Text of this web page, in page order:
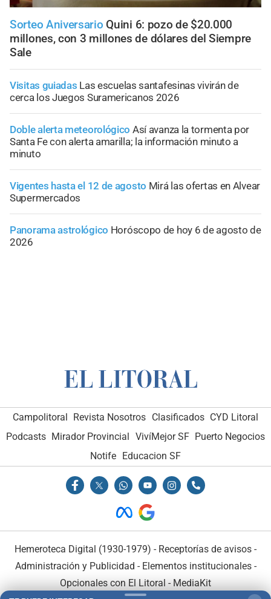
Sorteo Aniversario Quini 6: pozo de $20.000
millones, con 3 millones de dólares del Siempre
Sale
Visitas guiadas Las escuelas santafesinas vivirán de
cerca los Juegos Suramericanos 2026
Doble alerta meteorológico Así avanza la tormenta por
Santa Fe con alerta amarilla; la información minuto a
minuto
Vigentes hasta el 12 de agosto Mirá las ofertas en Alvear
Supermercados
Panorama astrológico Horóscopo de hoy 6 de agosto de
2026
Campolitoral Revista Nosotros Clasificados CYD Litoral
Podcasts Mirador Provincial VivíMejor SF Puerto Negocios
Notife Educacion SF
Hemeroteca Digital (1930-1979) - Receptorías de avisos -
Administración y Publicidad - Elementos institucionales-
Opcionales con El Litoral - MediaKit